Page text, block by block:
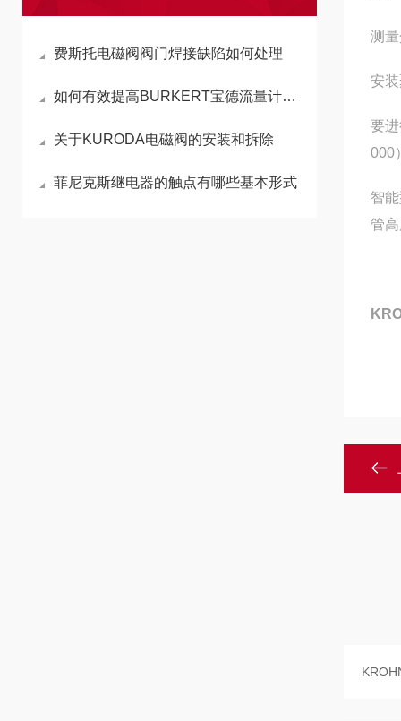
费斯托电磁阀阀门焊接缺陷如何处理
如何有效提高BURKERT宝德流量计使用电磁兼容性的研究分析
关于KURODA电磁阀的安装和拆除
菲尼克斯继电器的触点有哪些基本形式
测
安
要
000
智
管